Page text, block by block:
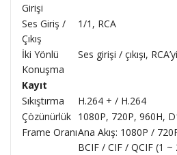
Girişi
Ses Giriş /
Çıkış
1/1, RCA
İki Yönlü
Konuşma
Ses girişi / çıkışı,
Kayıt
Sıkıştırma
H.264 + / H.264
Çözünürlük 1080P, 720P, 960H,
Frame OranıAna Akış: 1080P /
BCIF / CIF / QCIF (1